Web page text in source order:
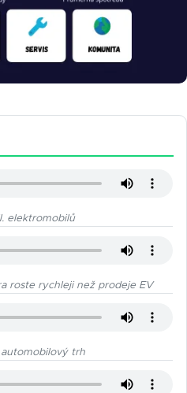
elektromobilů
roste rychleji než prodeje EV
automobilový trh